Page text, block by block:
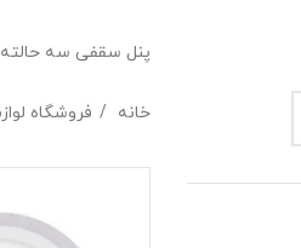
پنل سقفی سه حالته
خانه فروشگاه